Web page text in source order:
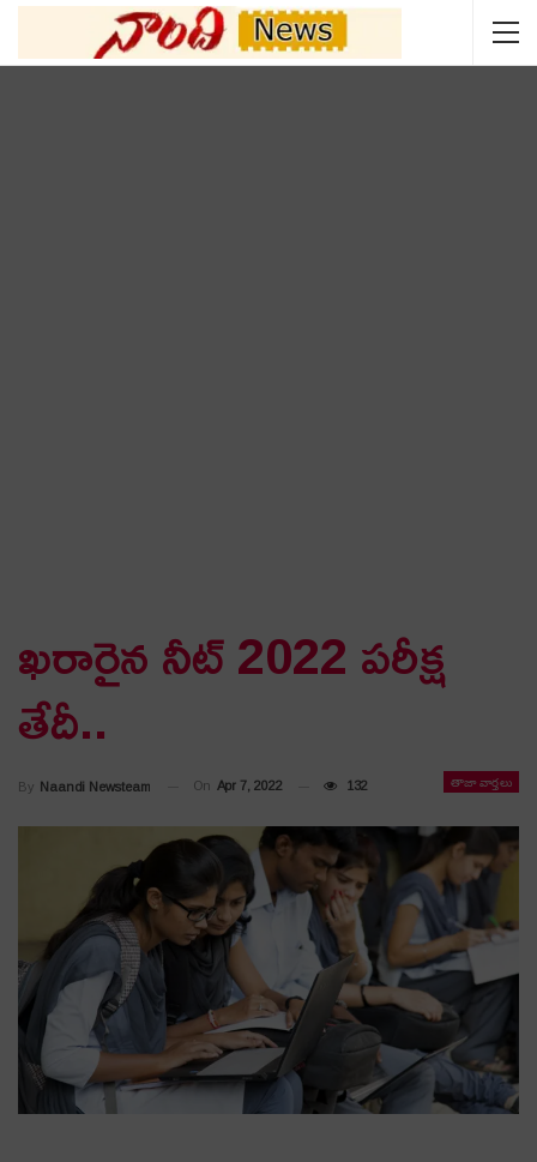
ఖరారైన నీట్ 2022 పరీక్ష
తేదీ..
తాజా వార్తలు
By Naandi Newsteam On Apr 7, 2022 132